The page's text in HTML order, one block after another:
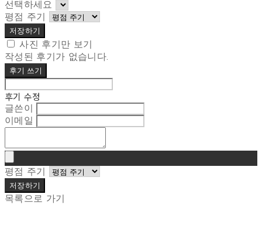
선택하세요
평점 주기
저장하기
사진 후기만 보기
작성된 후기가 없습니다.
후기 쓰기
후기 수정
글쓴이
이메일
평점 주기
저장하기
목록으로 가기